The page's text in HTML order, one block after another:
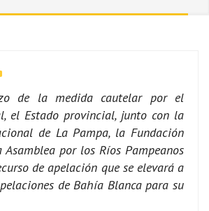
de la medida cautelar por el
el Estado provincial, junto con la
de La Pampa, la Fundación
por los Ríos Pampeanos
de apelación que se elevará a
de Bahía Blanca para su